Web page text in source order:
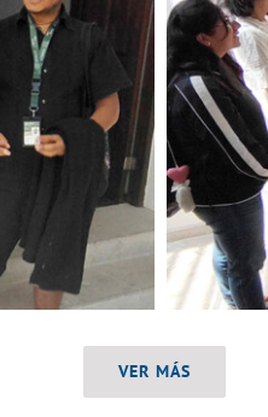
VER MÁS